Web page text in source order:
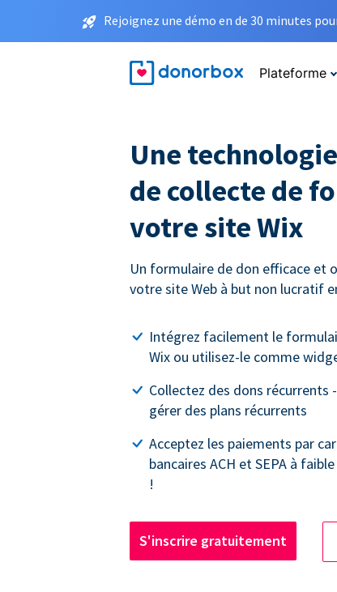
Rejoignez une démo en de 30 minutes
Plateforme
Une
de collecte de
votre site Wix
Un formulaire de don efficace et
votre site Web à but non lucratif
Intégrez facilement le
Wix ou utilisez-le comme
Collectez des dons récurrents
gérer des plans récurrents
Acceptez les paiements par
bancaires ACH et SEPA à
!
S'inscrire gratuitement